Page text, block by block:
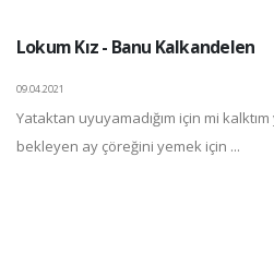
Lokum Kız - Banu Kalkandelen
09.04.2021
Yataktan uyuyamadığım için mi
bekleyen ay çöreğini yemek için ...